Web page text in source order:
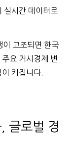
실시간 데이터로
이 고조되면 한국
요 거시경제 변
커집니다.
글로벌 경